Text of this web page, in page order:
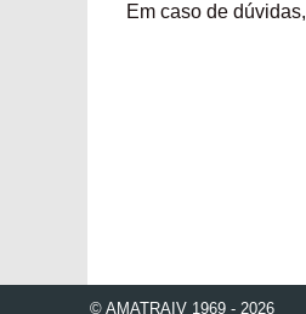
Em caso de
© AMATRAIV 1969 - 2026